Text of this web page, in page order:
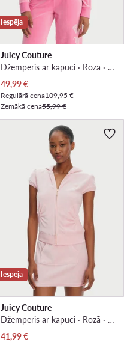
Iespēja
Juicy Couture
Džemperis ar kapuci · Rozā · Slim Fit
Pašreizējā cena
49,99€
Regulārā cena109,95 €
Zemākā cena55,99 €
Iespēja
Juicy Couture
Džemperis ar kapuci · Rozā · Slim Fit
Pašreizējā cena
41,99€